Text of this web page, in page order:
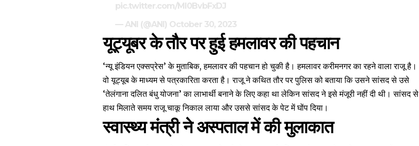
pic.twitter.com/MI0BvbFxDJ
— ANI (@ANI) October 30, 2023
यूट्यूबर के तौर पर हुई हमलावर की पहचान
‘न्यू इंडियन एक्सप्रेस’ केमुताबिक, हमलावर की पहचान हो चुकी है। हमलावर करीमनगर का रहने वाला राजू है।
वो यूट्यूब के माध्यम से पत्रकारिता करता है। राजू ने कथित तौर पर पुलिस को बताया कि उसने सांसद से उसे
‘तेलंगाना दलित बंधु योजना’ का लाभार्थी बनाने के लिए कहा था लेकिन सांसद ने इसे मंजूरी नहीं दी थी। सांसद से
हाथ मिलाते समय राजू चाकू निकाल लाया और उससे सांसद के पेट में घोंप दिया।
स्वास्थ्य मंत्री ने अस्पताल में की मुलाकात